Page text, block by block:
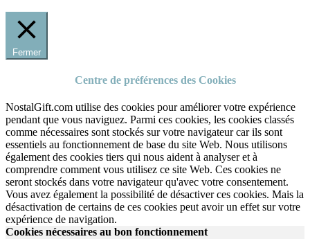
Fermer
Centre de préférences des Cookies
NostalGift.com utilise des cookies pour améliorer votre expérience
pendant que vous naviguez. Parmi ces cookies, les cookies classés
comme nécessaires sont stockés sur votre navigateur car ils sont
essentiels au fonctionnement de base du site Web. Nous utilisons
également des cookies tiers qui nous aident à analyser et à
comprendre comment vous utilisez ce site Web. Ces cookies ne
seront stockés dans votre navigateur qu'avec votre consentement.
Vous avez également la possibilité de désactiver ces cookies. Mais la
désactivation de certains de ces cookies peut avoir un effet sur votre
expérience de navigation.
Cookies nécessaires au bon fonctionnement